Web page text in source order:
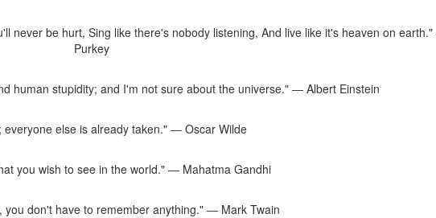
never be hurt, Sing like there's nobody listening, And live like it's heaven on
Purkey
human stupidity; and I'm not sure about the universe." ― Albert Einstein
everyone else is already taken." ― Oscar Wilde
you wish to see in the world." ― Mahatma Gandhi
you don't have to remember anything." ― Mark Twain